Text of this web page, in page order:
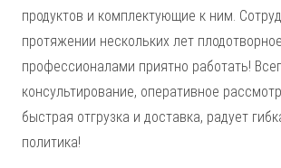
продуктов и комплектующие к ним.
протяжении нескольких лет
профессионалами приятно работать!
консультирование, оперативное
быстрая отгрузка и доставка, радует
политика!